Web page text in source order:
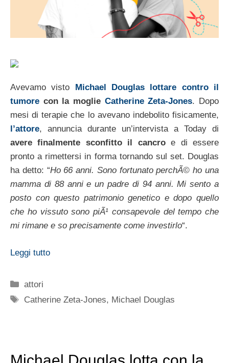
Avevamo visto Michael Douglas lottare contro il
tumore con la moglie Catherine Zeta-Jones. Dopo
mesi di terapie che lo avevano indebolito fisicamente,
l’attore, annuncia durante un’intervista a Today di
avere finalmente sconfitto il cancroe di essere
pronto a rimettersi in forma tornando sul set. Douglas
ha detto: “Ho 66 anni. Sono fortunato perchÃ© ho una
mamma di 88 anni e un padre di 94 anni. Mi sento a
posto con questo patrimonio genetico e dopo quello
che ho vissuto sono piÃ¹ consapevole del tempo che
mi rimane e so precisamente come investirlo“.
Leggi tutto
Categorie
attori
Tag
Catherine Zeta-Jones, Michael Douglas